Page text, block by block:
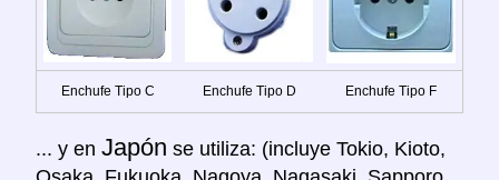
Enchufe Tipo C Enchufe Tipo D Enchufe Tipo F
... y en Japón se utiliza: (incluye Tokio, Kioto,